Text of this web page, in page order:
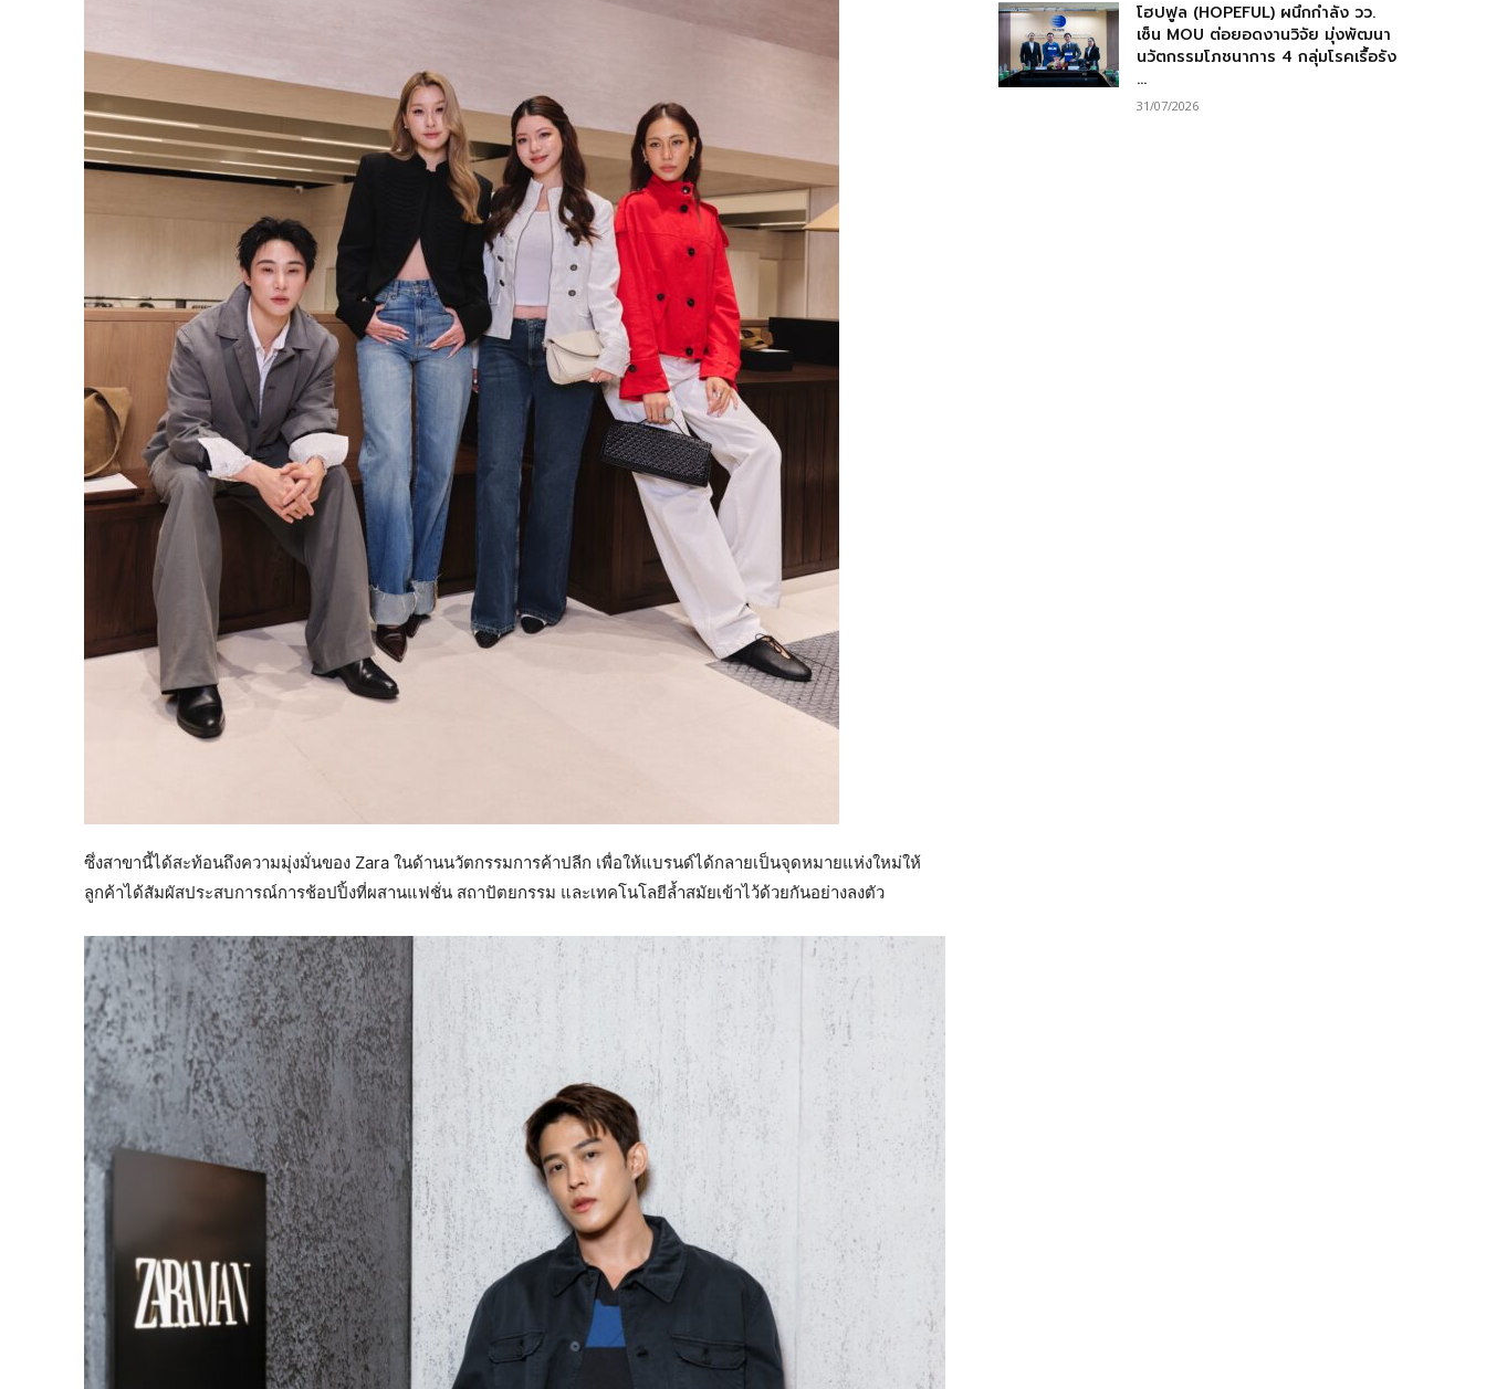
ซึ่งสาขานี้ได้สะท้อนถึงความมุ่งมั่นของ Zara ในด้านนวัตกรรมการค้าปลีก เพื่อให้แบรนด์ได้กลายเป็นจุดหมายแห่งใหม่ให้
ลูกค้าได้สัมผัสประสบการณ์การช้อปปิ้งที่ผสานแฟชั่น สถาปัตยกรรม และเทคโนโลยีล้ำสมัยเข้าไว้ด้วยกันอย่างลงตัว
โฮปฟูล (HOPEFUL) ผนึกกำลัง วว.
เซ็น MOU ต่อยอดงานวิจัย มุ่งพัฒนา
นวัตกรรมโภชนาการ 4 กลุ่มโรคเรื้อรัง
...
31/07/2026